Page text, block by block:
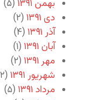
بهمن ۱۳۹۱
(۵)
دی ۱۳۹۱
(۲)
آذر ۱۳۹۱
(۴)
آبان ۱۳۹۱
(۱)
مهر ۱۳۹۱
(۲)
شهریور ۱۳۹۱
(۲)
مرداد ۱۳۹۱
(۵)